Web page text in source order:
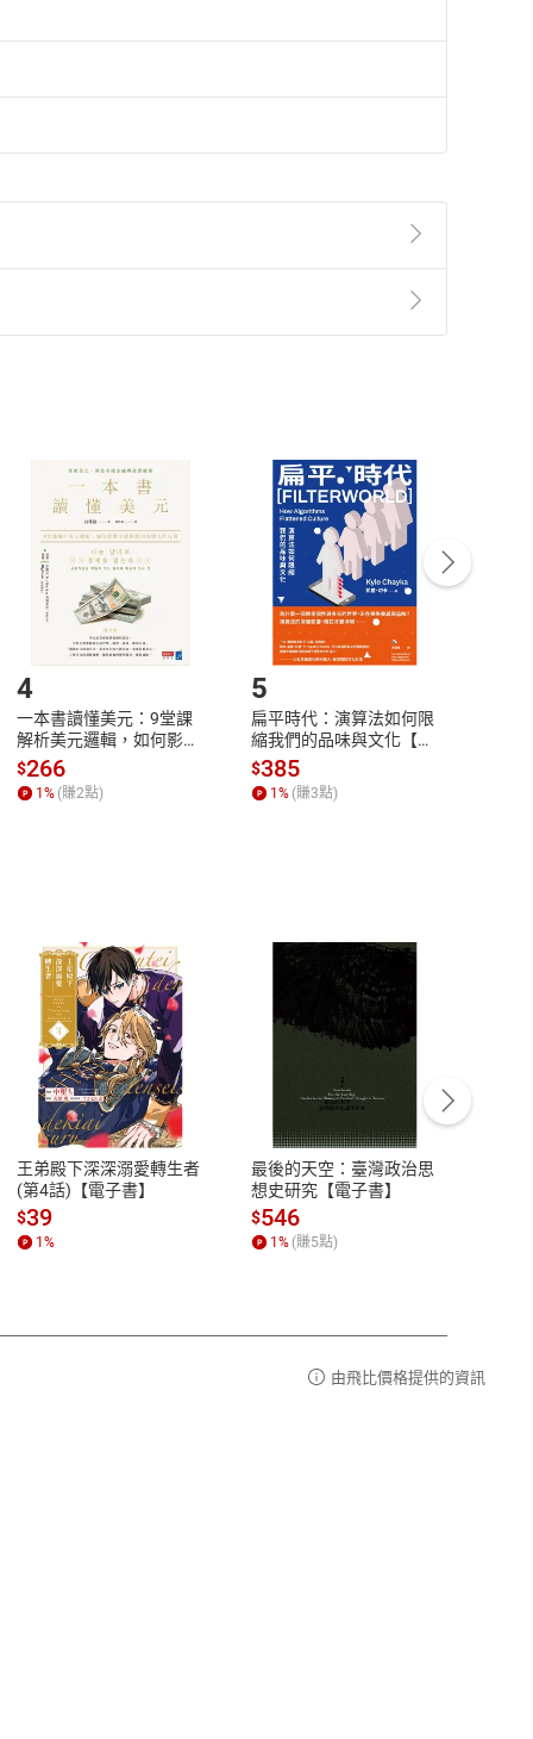
第2條第5款之規定，「非以有形媒介提供之數位
點選「瀏覽訂單明細」 「申請取消訂單/退
貨。
付款方式
Payment
完成訂單
Complete
號，下載書籍後看書
性
參
客服資訊
服務時間：週一到週五 10:00-12:00、
13:00-17:00 (國定假日及例假日休息)
客服電話：0080-1857077
4
一本書讀懂美元：9堂課
解析美元邏輯，如何影響
全球經濟和每個人的投資
【電子書】
$266
1% (賺2點)
5
扁平時代：演算法如何限
縮我們的品味與文化【電
子書】
$385
1% (賺3點)
王弟殿下深深溺愛轉生者
(第4話)【電子書】
$39
1%
最後的天空：臺灣政治思
想史研究【電子書】
$546
1% (賺5點)
由飛比價格提供的資訊